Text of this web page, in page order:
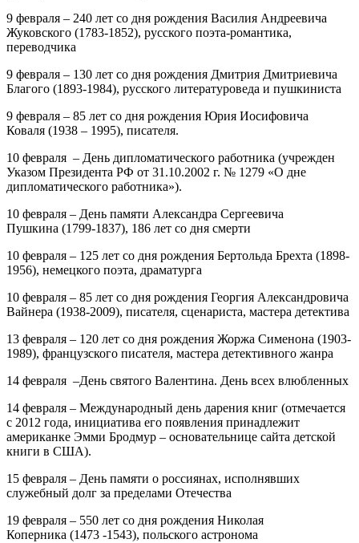
9 февраля – 240 лет со дня рождения Василия Андреевича
Жуковского (1783-1852), русского поэта-романтика,
переводчика
9 февраля – 130 лет со дня рождения Дмитрия Дмитриевича
Благого (1893-1984), русского литературоведа и пушкиниста
9 февраля – 85 лет со дня рождения Юрия Иосифовича
Коваля (1938 – 1995), писателя.
10 февраля – День дипломатического работника (учрежден
Указом Президента РФ от 31.10.2002 г. № 1279 «О дне
дипломатического работника»).
10 февраля – День памяти Александра Сергеевича
Пушкина (1799-1837), 186 лет со дня смерти
10 февраля – 125 лет со дня рождения Бертольда Брехта (1898-
1956), немецкого поэта, драматурга
10 февраля – 85 лет со дня рождения Георгия Александровича
Вайнера (1938-2009), писателя, сценариста, мастера детектива
13 февраля – 120 лет со дня рождения Жоржа Сименона (1903-
1989), французского писателя, мастера детективного жанра
14 февраля –День святого Валентина. День всех влюбленных
14 февраля – Международный день дарения книг (отмечается
с 2012 года, инициатива его появления принадлежит
американке Эмми Бродмур – основательнице сайта детской
книги в США).
15 февраля – День памяти о россиянах, исполнявших
служебный долг за пределами Отечества
19 февраля – 550 лет со дня рождения Николая
Коперника (1473 -1543), польского астронома